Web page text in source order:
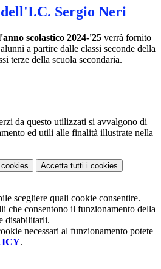
Sergio Neri
scolastico 2024-'25 verrà fornito
a partire dalle classi seconde della
terze della scuola secondaria.
da questo utilizzati si avvalgono di
ed utili alle finalità illustrate nella
Accetta tutti i cookies
scegliere quali cookie consentire.
che consentono il funzionamento della
disabilitarli.
necessari al funzionamento potete
.